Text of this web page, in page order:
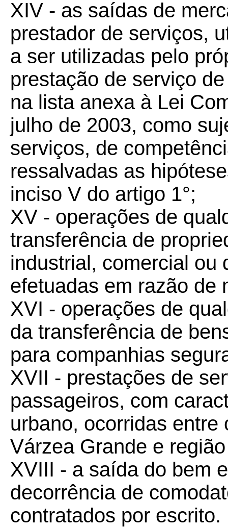
XIV - as saídas de
prestador de serviços,
a ser utilizadas pelo
prestação de serviço
na lista anexa à Lei
julho de 2003, como
serviços, de
ressalvadas as
inciso V do artigo 1°;
XV - operações de
transferência de
industrial, comercial ou
efetuadas em razão de
XVI - operações de
da transferência de
para companhias
XVII - prestações de
passageiros, com
urbano, ocorridas
Várzea Grande e
XVIII - a saída do bem
decorrência de
contratados por escrito.